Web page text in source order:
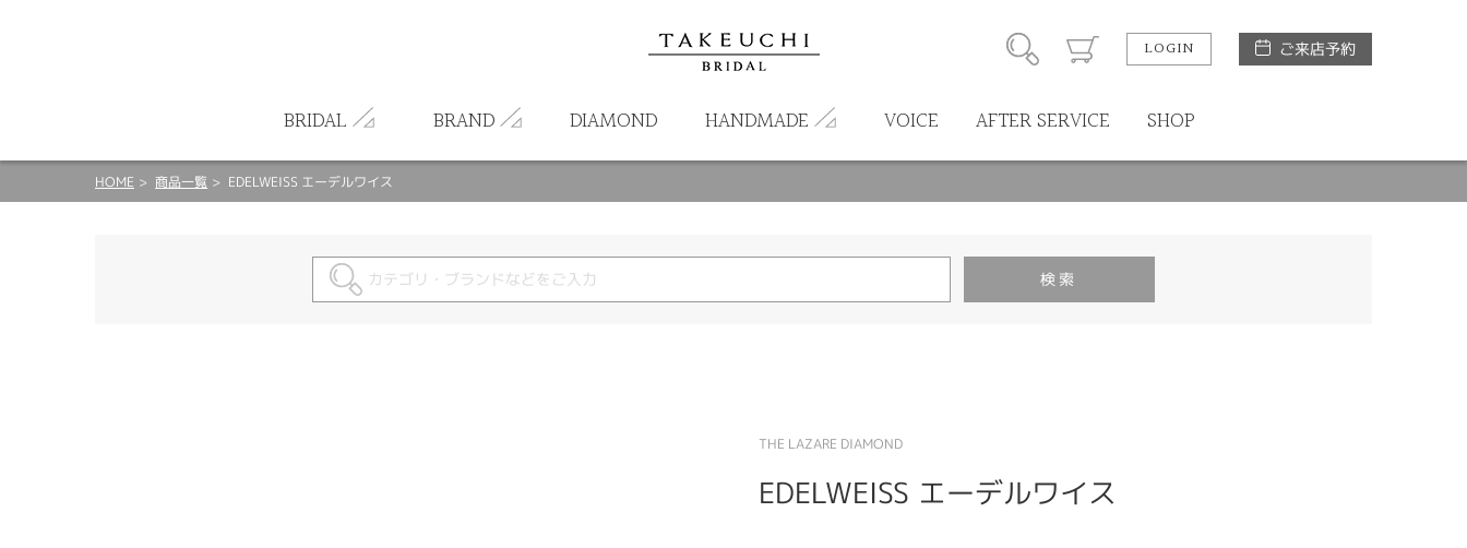
LOGIN ご来店予約
BRIDAL BRAND DIAMOND HANDMADE VOICE AFTER SERVICE SHOP
HOME 商品一覧 EDELWEISS エーデルワイス
THE LAZARE DIAMOND
EDELWEISS エーデルワイス